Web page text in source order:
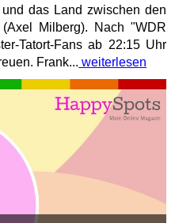
das Land zwischen den
Milberg). Nach "WDR
Tatort-Fans ab 22:15 Uhr
Frank... weiterlesen